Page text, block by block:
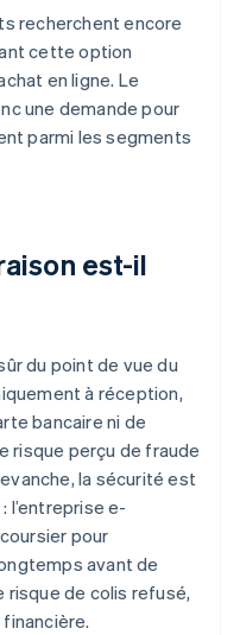
recherchent encore
cette option
en ligne. Le
une demande pour
parmi les segments
est-il
du point de vue du
à réception,
bancaire ni de
risque perçu de fraude
la sécurité est
l’entreprise e-
pour
avant de
de colis refusé,